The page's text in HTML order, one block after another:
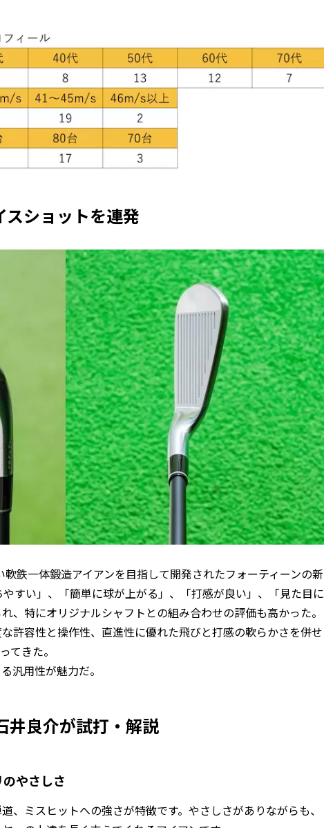
ショットを連発
鉄一体鍛造アイアンを目指して開発されたフォーティーンの新
すい」、「簡単に球が上がる」、「打感が良い」、「見た目に
、特にオリジナルシャフトとの組み合わせの評価も高かった。
許容性と操作性、直進性に優れた飛びと打感の軟らかさを併せ
てきた。
汎用性が魅力だ。
井良介が試打・解説
やさしさ
、ミスヒットへの強さが特徴です。やさしさがありながらも、